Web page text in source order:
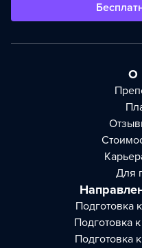
О
Для
Подготовка
Подготовка
Подготовка